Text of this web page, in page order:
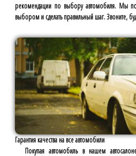
рекомендации по выбору автомобиля. Мы
выбором и сделать правильный шаг. Звоните,
Гарантия качества на все автомобили
Покупая автомобиль в нашем